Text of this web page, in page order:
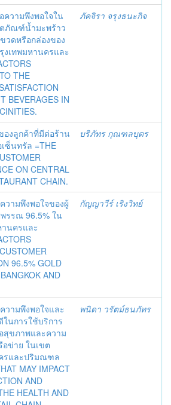
ความพึงพอใจใน
ภัณฑ์น้ำมะพร้าว
วดหรือกล่องของ
งเทพมหานครและ
THE
BEVERAGES IN
ภัคจิรา จรุงธนะกิจ
องลูกค้าที่มีต่อร้าน
ซ็นทรัล =THE
ON CENTRAL
CHAIN.
บริภัทร กุณฑลบุตร
วามพึงพอใจของผู้
รรณ 96.5% ใน
านครและ
96.5% GOLD
AND
กัญญาวีร์ เริงวิทย์
วามพึงพอใจและ
ในการใช้บริการ
สุขภาพและความ
อข่าย ในเขต
รและปริมณฑล
MAY IMPACT
AND
HEALTH AND
พนิดา วรัตม์ธนภัทร